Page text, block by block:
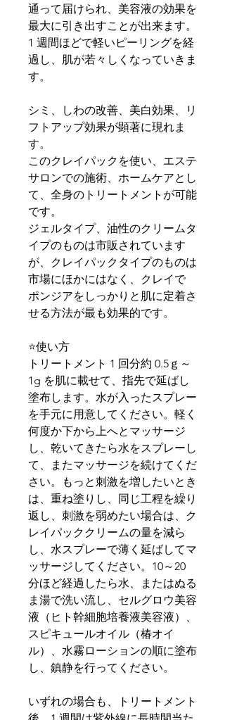
通って届けられ、美容液の効果を
最大に引き出すことが出来ます。
1 週間ほどで軽いピーリングを経
過し、肌が若々しくなっていきま
す。
シミ、しわの改善、美白効果、リ
フトアップ効果が顕著に現れま
す。
このクレイパックを使い、エステ
サロンでの施術、ホームケアとし
て、全身のトリートメントが可能
です。
ジェルタイプ、油性のクリームタ
イプのものは市販されています
が、クレイパックタイプのものは
市場にほかにはなく、クレイで
ポンジアをしっかりと肌に定着さ
せる方法が最も効果的です。
⭐️使い方
トリートメント 1 回分約 0.5ｇ～
1g を肌に載せて、指先で延ばし
塗布します。水が入ったスプレー
を手元に用意してください。軽く
何度か下から上へとマッサージ
し、乾いてきたら水をスプレーし
て、またマッサージを続けてくだ
さい。もっと刺激を増したいとき
は、重ね塗りし、同じ工程を繰り
返し、刺激を弱めたい場合は、ク
レイパッククリームの量を減ら
し、水スプレーで薄く延ばしてマ
ッサージしてください。10～20
分ほど経過したら水、またはぬる
ま湯で洗い流し、セルグロウ美容
液（ヒト幹細胞培養液美容液）、
スピキュールオイル（椿オイ
ル）、水霧ローションの順に塗布
し、鎮静を行ってください。
いずれの場合も、トリートメント